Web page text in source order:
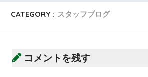
CATEGORY : スタッフブログ
コメントを残す